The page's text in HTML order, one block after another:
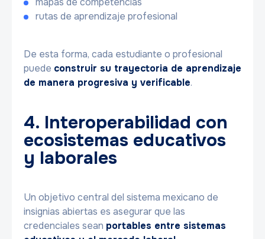
rutas de aprendizaje profesional
De esta forma, cada estudiante o profesional
puede construir su trayectoria de aprendizaje
de manera progresiva y verificable.
4. Interoperabilidad con
ecosistemas educativos
y laborales
Un objetivo central del sistema mexicano de
insignias abiertas es asegurar que las
credenciales sean portables entre sistemas